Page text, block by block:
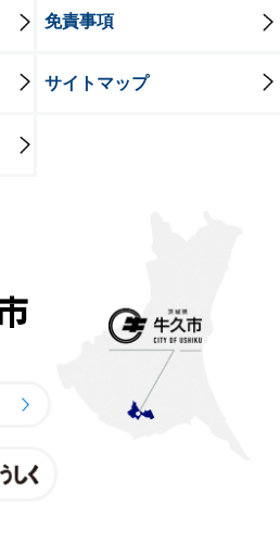
免責事項
サイトマップ